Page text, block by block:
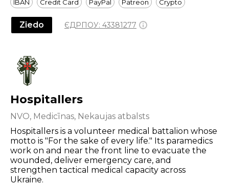
IBAN Credit Card PayPal Patreon Crypto
Ziedo ЄДРПОУ: 43381277
Hospitallers
NVO, Medicīnas, Nekaujas atbalsts
Hospitallers is a volunteer medical battalion whose
motto is "For the sake of every life." Its paramedics
work on and near the front line to evacuate the
wounded, deliver emergency care, and
strengthen tactical medical capacity across
Ukraine.